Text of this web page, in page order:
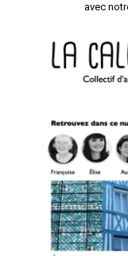
avec